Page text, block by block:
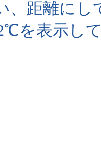
、距離に
を表示し